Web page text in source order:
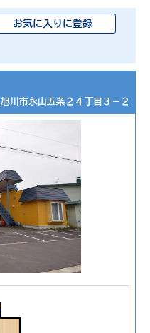
お気に入りに登録
旭川市永山五条２４丁目３－２